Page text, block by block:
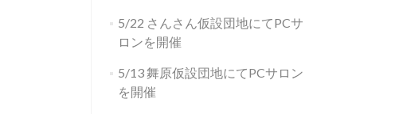
5/22 さんさん仮設団地にてPCサ
ロンを開催
5/13 舞原仮設団地にてPCサロン
を開催